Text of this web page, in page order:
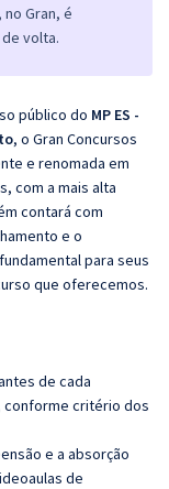
Gran, é
volta.
público do MP ES -
, o Gran Concursos
e renomada em
com a mais alta
contará com
e o
para seus
que oferecemos.
de cada
conforme critério dos
e a absorção
de